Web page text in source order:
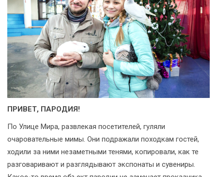
ПРИВЕТ, ПАРОДИЯ!
По Улице Мира, развлекая посетителей, гуляли
очаровательные мимы. Они подражали походкам гостей,
ходили за ними незаметными тенями, копировали, как те
разговаривают и разглядывают экспонаты и сувениры.